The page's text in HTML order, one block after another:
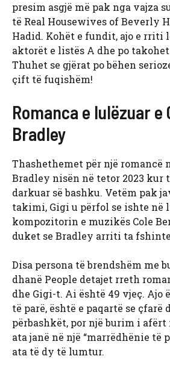
presim asgjë më pak nga vajza
të Real Housewives of Beverly
Hadid. Kohët e fundit, ajo e rriti
aktorët e listës A dhe po takohet
Thuhet se gjërat po bëhen
çift të fuqishëm!
Romanca e lulëzuar e
Bradley
Thashethemet për një romancë
Bradley nisën në tetor 2023 kur
darkuar së bashku. Vetëm pak
takimi, Gigi u përfol se ishte në
kompozitorin e muzikës Cole
duket se Bradley arriti ta
Disa persona të brendshëm me
dhanë People detajet rreth
dhe Gigi-t. Ai është 49 vjeç. Ajo
të parë, është e paqartë se çfarë
përbashkët, por një burim i
ata janë në një “marrëdhënie të
ata të dy të lumtur.